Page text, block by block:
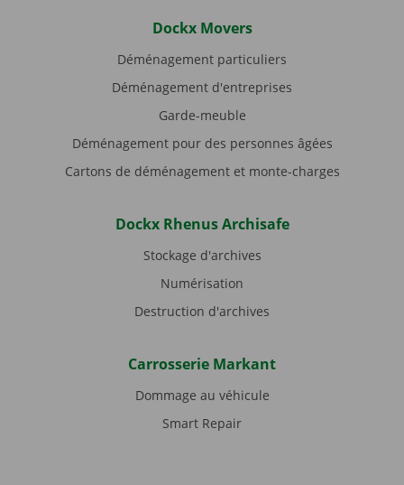
Dockx Movers
Déménagement particuliers
Déménagement d'entreprises
Garde-meuble
Déménagement pour des personnes âgées
Cartons de déménagement et monte-charges
Dockx Rhenus Archisafe
Stockage d'archives
Numérisation
Destruction d'archives
Carrosserie Markant
Dommage au véhicule
Smart Repair